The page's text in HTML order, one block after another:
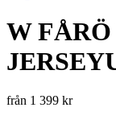
W
JERSEY
från 1 399 kr